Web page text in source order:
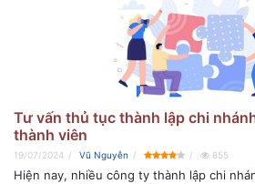
Tư vấn thủ tục thành lập chi
thành viên
19/07/2024 Vũ Nguyễn 855
Hiện nay, nhiều công ty thành lập chi